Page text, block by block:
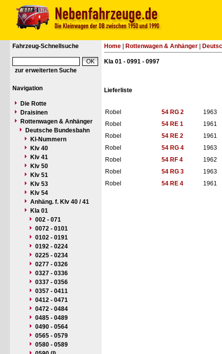
Fahrzeug-Schnellsuche
zur erweiterten Suche
Navigation
Die Rotte
Draisinen
Rottenwagen & Anhänger
Deutsche Bundesbahn
Kl-Nummern
Klv 40
Klv 41
Klv 50
Klv 51
Klv 53
Klv 54
Anhäng. f. Klv 40 / 41
Kla 01
002 - 071
0072 - 0101
0102 - 0191
0192 - 0224
0225 - 0234
0277 - 0326
0327 - 0336
0337 - 0356
0357 - 0411
0412 - 0471
0472 - 0484
0485 - 0489
0490 - 0564
0565 - 0579
0580 - 0589
Home Rottenwagen & Anhänger
Kla 01 - 0991 - 0997
Lieferliste
Robel 54 RG 2
1963
Robel
54 RE 1
1961
Robel
54 RE 2
1961
Robel
54 RG 4
1963
Robel
54 RF 4
1962
Robel
54 RG 3
1963
Robel
54 RE 4 1961